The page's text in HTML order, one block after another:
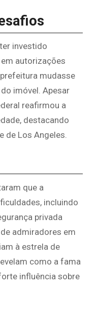
investido
autorizações
mudasse
imóvel. Apesar
reafirmou a
destacando
de Los Angeles.
que a
incluindo
privada
admiradores em
à estrela de
como a fama
influência sobre